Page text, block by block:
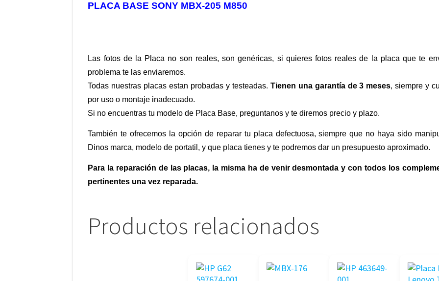
PLACA BASE SONY MBX-205 M850
Las fotos de la Placa no son reales, son genéricas, si quieres fotos reales de la placa que te
problema te las enviaremos.
Todas nuestras placas estan probadas y testeadas. Tienen una garantía de 3 meses, siempre y
por uso o montaje inadecuado.
Si no encuentras tu modelo de Placa Base, preguntanos y te diremos precio y plazo.
También te ofrecemos la opción de reparar tu placa defectuosa, siempre que no haya sido
Dinos marca, modelo de portatil, y que placa tienes y te podremos dar un presupuesto aproximado.
Para la reparación de las placas, la misma ha de venir desmontada y con todos los
pertinentes una vez reparada.
Productos relacionados